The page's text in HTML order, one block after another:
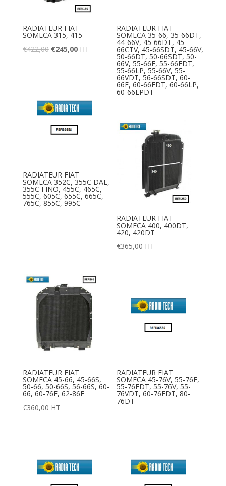
RADIATEUR FIAT
SOMECA 315, 415
€422,00 €245,00 HT
RADIATEUR FIAT
SOMECA 35-66, 35-66DT,
44-66V, 45-66DT, 45-
66CTV, 45-66SDT, 45-66V,
50-66DT, 50-66SDT, 50-
66V, 55-66F, 55-66FDT,
55-66LP, 55-66V, 55-
66VDT, 56-66SDT, 60-
66F, 60-66FDT, 60-66LP,
60-66LPDT
RADIATEUR FIAT
SOMECA 352C, 355C DAL,
355C FINO, 455C, 465C,
555C, 605C, 655C, 665C,
765C, 855C, 995C
RADIATEUR FIAT
SOMECA 400, 400DT,
420, 420DT
€365,00 HT
RADIATEUR FIAT
SOMECA 45-66, 45-66S,
50-66, 50-66S, 56-66S, 60-
66, 60-76F, 62-86F
€360,00 HT
RADIATEUR FIAT
SOMECA 45-76V, 55-76F,
55-76FDT, 55-76V, 55-
76VDT, 60-76FDT, 80-
76DT